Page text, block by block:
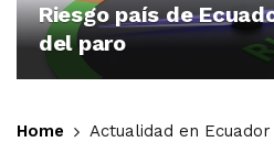
Riesgo país de
del paro
Home Actualidad en Ecuador